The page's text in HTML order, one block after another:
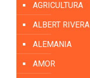
AGRICULTURA
ALBERT RIVERA
ALEMANIA
AMOR